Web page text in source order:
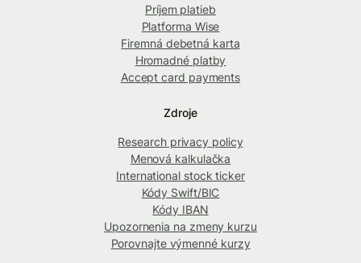
Príjem platieb
Platforma Wise
Firemná debetná karta
Hromadné platby
Accept card payments
Zdroje
Research privacy policy
Menová kalkulačka
International stock ticker
Kódy Swift/BIC
Kódy IBAN
Upozornenia na zmeny kurzu
Porovnajte výmenné kurzy